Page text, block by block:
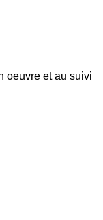
oeuvre et au suivi